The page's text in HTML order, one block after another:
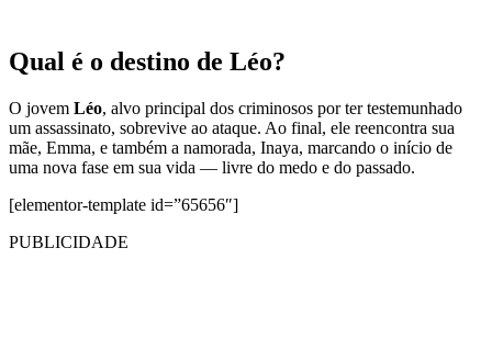
Qual é o destino de Léo?
O jovem Léo, alvo principal dos criminosos por ter testemunhado
um assassinato, sobrevive ao ataque. Ao final, ele reencontra sua
mãe, Emma, e também a namorada, Inaya, marcando o início de
uma nova fase em sua vida — livre do medo e do passado.
[elementor-template id=”65656″]
PUBLICIDADE